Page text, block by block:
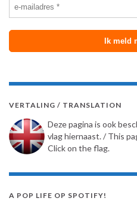
VERTALING / TRANSLATION
Deze pagina is ook
vlag hiernaast. / This
Click on the flag.
A POP LIFE OP SPOTIFY!